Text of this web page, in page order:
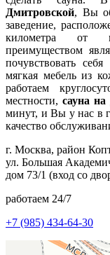
Дмитровской, Вы
заведение,
километра от
преимуществом
почувствовать
мягкая мебель из
работаем
местности,сауна
минут, и Вы у нас в
качество
г. Москва, район
ул. Большая
дом 73/1 (вход со
работаем 24/7
+7 (985) 434-64-30